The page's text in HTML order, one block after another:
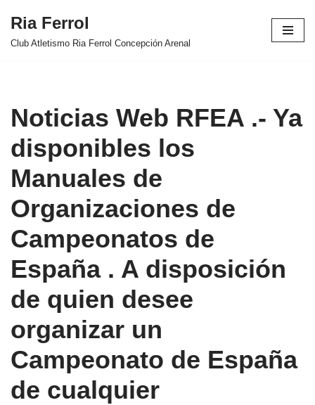
Saltar
Ria Ferrol
Club Atletismo Ria Ferrol Concepción Arenal
Noticias Web RFEA .- Ya
disponibles los
Manuales de
Organizaciones de
Campeonatos de
España . A disposición
de quien desee
organizar un
Campeonato de España
de cualquier